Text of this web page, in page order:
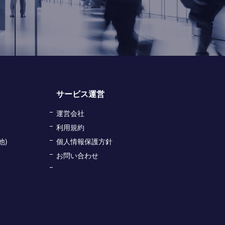
)
サービス運営
運営会社
利用規約
個人情報保護方針
お問い合わせ